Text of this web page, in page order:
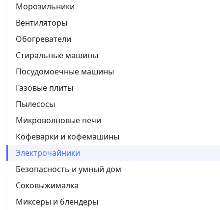
Морозильники
Вентиляторы
Обогреватели
Стиральные машины
Посудомоечные машины
Газовые плиты
Пылесосы
Микроволновые печи
Кофеварки и кофемашины
Электрочайники
Безопасность и умный дом
Соковыжималка
Миксеры и блендеры